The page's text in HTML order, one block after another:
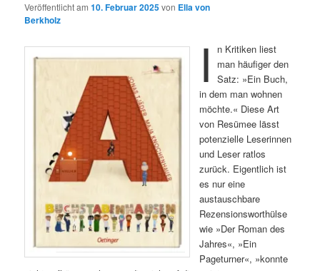
Veröffentlicht am10. Februar 2025von Ella von
Berkholz
I
n Kritiken liest
man häufiger den
Satz: »Ein Buch,
in dem man wohnen
möchte.« Diese Art
von Resümee lässt
potenzielle Leserinnen
und Leser ratlos
zurück. Eigentlich ist
es nur eine
austauschbare
Rezensionsworthülse
wie »Der Roman des
Jahres«, »Ein
Pageturner«, »konnte